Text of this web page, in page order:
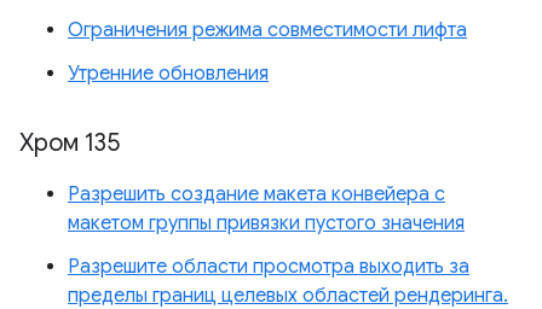
Ограничения режима совместимости лифта
Утренние обновления
Хром 135
Разрешить создание макета конвейера с
макетом группы привязки пустого значения
Разрешите области просмотра выходить за
пределы границ целевых областей рендеринга.